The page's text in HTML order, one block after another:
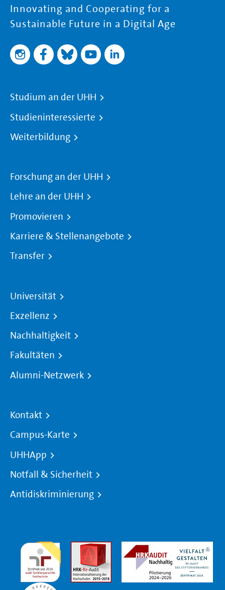
Innovating and Cooperating for a
Sustainable Future in a Digital Age
Studium an der UHH
Studieninteressierte
Weiterbildung
Forschung an der UHH
Lehre an der UHH
Promovieren
Karriere & Stellenangebote
Transfer
Universität
Exzellenz
Nachhaltigkeit
Fakultäten
Alumni-Netzwerk
Kontakt
Campus-Karte
UHHApp
Notfall & Sicherheit
Antidiskriminierung